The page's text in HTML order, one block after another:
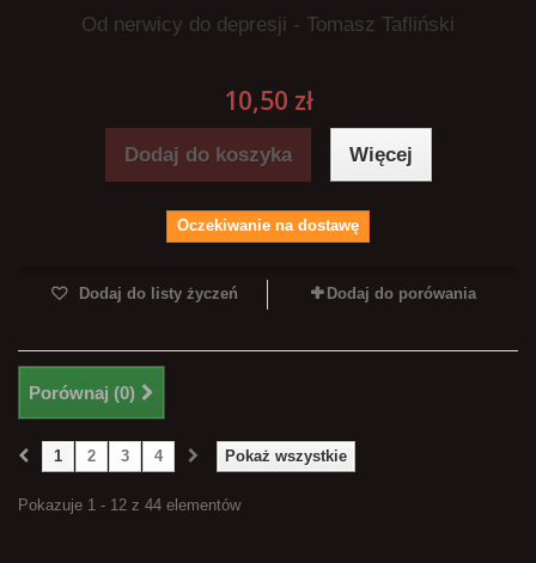
Od nerwicy do depresji - Tomasz Tafliński
10,50 zł
Dodaj do koszyka Więcej
Oczekiwanie na dostawę
Dodaj do listy życzeń Dodaj do porówania
Porównaj (0)
Pokaż wszystkie
1 2 3 4
Pokazuje 1 - 12 z 44 elementów